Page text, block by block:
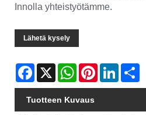
Innolla yhteistyötämme.
Lähetä kysely
Facebook
X WhatsAppPinterestLinkedIn
Tuotteen Kuvaus